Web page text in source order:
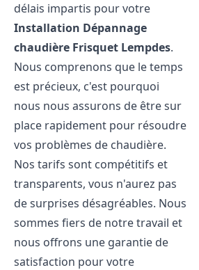
délais impartis pour votre
Installation Dépannage
chaudière Frisquet Lempdes.
Nous comprenons que le temps
est précieux, c'est pourquoi
nous nous assurons de être sur
place rapidement pour résoudre
vos problèmes de chaudière.
Nos tarifs sont compétitifs et
transparents, vous n'aurez pas
de surprises désagréables. Nous
sommes fiers de notre travail et
nous offrons une garantie de
satisfaction pour votre